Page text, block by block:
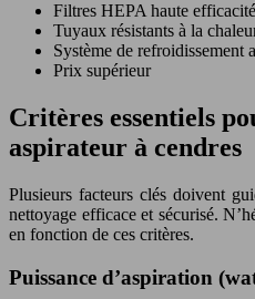
Filtres HEPA haute efficacité
Tuyaux résistants à la
Système de refroidissement
Prix supérieur
Critères essentiels
aspirateur à cendres
Plusieurs facteurs clés doivent
nettoyage efficace et sécurisé.
en fonction de ces critères.
Puissance d’aspiration